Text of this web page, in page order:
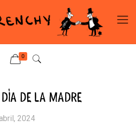
0
DE LA MADRE
2024